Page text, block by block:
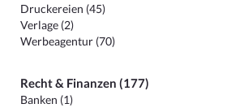
Druckereien (45)
Verlage (2)
Werbeagentur (70)
Recht & Finanzen (177)
Banken (1)